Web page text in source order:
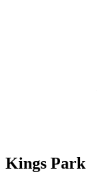
Kings Park